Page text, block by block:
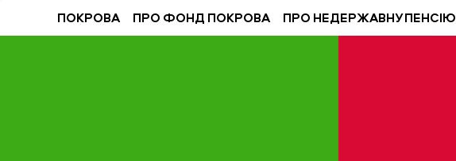
ПОКРОВА ПРО ФОНД ПОКРОВА ПРО НЕДЕРЖАВНУ ПЕНСІЮ